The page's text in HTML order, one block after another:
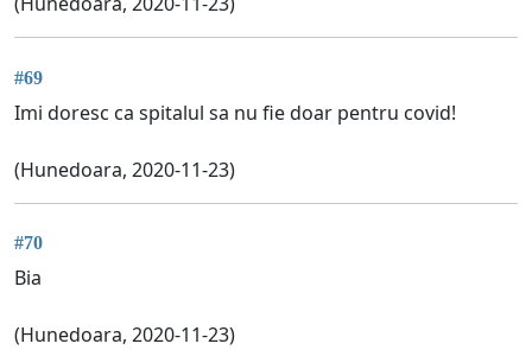
#69
Imi doresc ca spitalul sa nu fie doar pentru covid!
(Hunedoara, 2020-11-23)
#70
Bia
(Hunedoara, 2020-11-23)